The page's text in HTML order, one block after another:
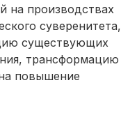
на производствах
суверенитета,
существующих
трансформацию
повышение